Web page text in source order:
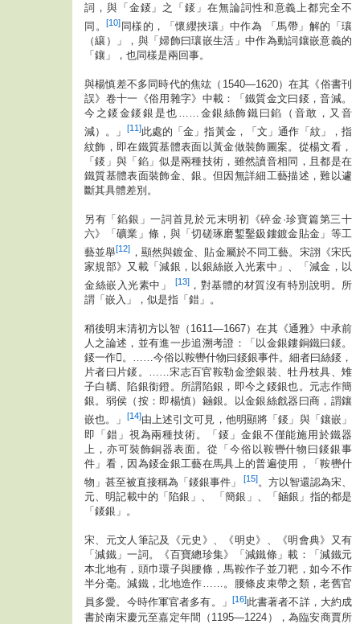
詞，與「金錽」之「錽」在無論詞性和意義上都完全不
同。
[10] 同樣的，「懷纓挾瓖」中作為 「馬帶」解的「瓖
（纕）」，與「婦飾曰瓖嵌生活」中作為動詞鑲嵌意義的
「鑲」，也同樣是兩回事。
與楊慎差不多同時代的焦竑（1540—1620）在其《俗書刊
誤》卷十一《俗用雜字》中載：「鐵質金文曰錽，音減。
今之錽金錽銀是也……金銀絲飾鐵曰錎（音敢，又音
減）。」
[11]此處的「金」指黃金，「文」通作「紋」，指
紋飾，即在鐵質基體表面以黃金做裝飾圖案。從楊文看，
「錽」與「錎」似是兩種技術，雖然讀音相同，且都是在
鐵質基體表面裝飾金、銀。但因無詳細工藝描述，難以遽
斷其具體差別。
另有「錎銀」一詞首見於元末明初《碎金·珍寶篇第三十
六》「礦業」條，與「切磋琢磨鏨鑿鈒鏤鍍金貼金」等工
藝並舉[12] ，顯然與鍍金、貼金屬於不同工藝。宋詡《宋氏
家規部》又載「減銀，以銀絲嵌入光素中」、「減金，以
金絲嵌入光素中」
[13]，對基體的材質沒有特別說明。所
謂「嵌入」，似是指「錯」。
稍後明末清初方以智（1611—1667）在其《通雅》中承前
人之論述，並有進一步追溯考證：「以金銀鏤銅鐵曰錽。
錽一作𨥧。……今俗以鞍轡什物曰錽銀事件。細者曰絲錽，
片者曰片錽。……宋志百官鞍勒金塗銀裝、牡丹枝具、雉
子白韉、陷銀銜鐙。所謂陷銀，即今之錽銀也。元志作簡
銀。弱侯（按：即楊慎）䤴銀。以金銀絲戧器曰商，謂鑲
嵌也。」
[14]由上述引文可見，他明顯將「錽」與「鑲嵌」
即「錯」視為兩種技術。「錽」金銀不僅能施用於鐵器
上，亦可裝飾銅器表面。從「今俗以鞍轡什物曰錽銀事
件」看，因為錽金銀工藝在馬具上的普遍使用，「鞍轡什
物」甚至被直接稱為「錽銀事件」
[15]。方以智還認為宋、
元、明記載中的「陷銀」、 「簡銀」、「䤴銀」指的都是
「錽銀」。
宋、元文人筆記及《元史》、《明史》、《明會典》又有
「減鐵」一詞。《百寶總珍集》「減鐵條」載：「減鐵元
本北地有，頭巾環子與腰條，馬鞍作子並刀靶，如今不作
半分毫。減鐵，北地造作……。腰條皮束帶之類，老舊官
員多愛。今時作軍官者多有。」 [16]此書著者不詳，大約成
書於南宋慶元至嘉定年間（1195—1224），為臨安商賈所